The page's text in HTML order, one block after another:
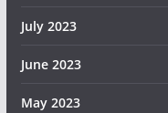
July 2023
June 2023
May 2023